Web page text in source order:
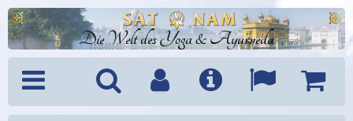
Die Welt des Yoga & Ayurveda